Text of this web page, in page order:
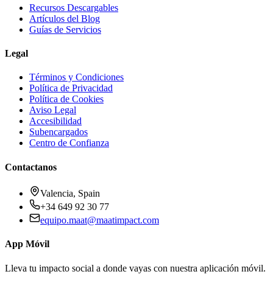
Recursos Descargables
Artículos del Blog
Guías de Servicios
Legal
Términos y Condiciones
Política de Privacidad
Política de Cookies
Aviso Legal
Accesibilidad
Subencargados
Centro de Confianza
Contactanos
Valencia, Spain
+34 649 92 30 77
equipo.maat@maatimpact.com
App Móvil
Lleva tu impacto social a donde vayas con nuestra aplicación móvil.